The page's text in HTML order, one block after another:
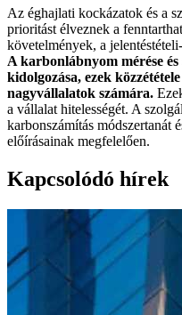
Az éghajlati kockázatok és a
prioritást élveznek a
követelmények, a
A karbonlábnyom mérése
kidolgozása, ezek
nagyvállalatok számára.
a vállalat hitelességét. A
karbonszámítás módszertanát
előírásainak megfelelően.
Kapcsolódó hírek